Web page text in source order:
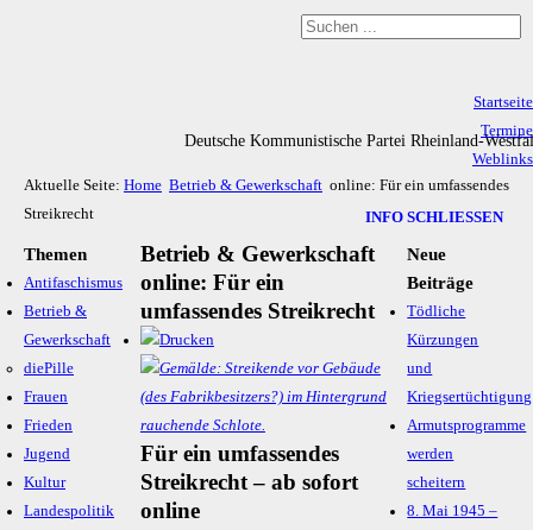
Deutsche Kommunistische Partei Rheinland-
Startseite
Termine
Weblinks
Archiv
Impressum & Datenschutz
Aktuelle Seite: Home Betrieb & Gewerkschaft online: Für ein umfassendes
Streikrecht
Themen
Antifaschismus
Betrieb &
Gewerkschaft
diePille
Frauen
Frieden
Jugend
Kultur
Landespolitik
Betrieb & Gewerkschaft
online: Für ein
umfassendes Streikrecht
Für ein umfassendes
Streikrecht – ab sofort
online
INFO SCHLIESSEN
Neue
Beiträge
Tödliche
Kürzungen
und
Kriegsertüchtigung
Armutsprogramme
werden
scheitern
8. Mai 1945 –